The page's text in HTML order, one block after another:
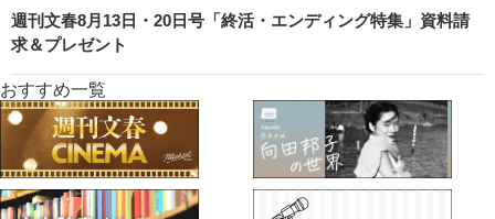
週刊文春8月13日・20日号「終活・エンディング特集」資料請
求＆プレゼント
おすすめ一覧